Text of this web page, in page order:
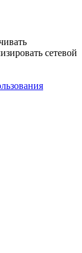
сетевой